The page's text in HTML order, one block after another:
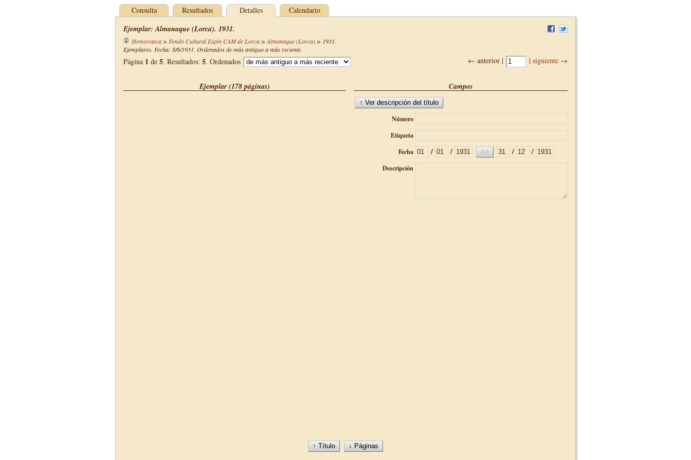
Consulta Resultados Detalles Calendario
Ejemplar: Almanaque (Lorca). 1931.
Hemeroteca> Fondo Cultural Espín CAM de Lorca> Almanaque (Lorca)> 1931.
Ejemplares. Fecha: 8/6/1931. Ordenados de más antiguo a más reciente.
← anterior | | siguiente →
Página 1 de 5. Resultados: 5. Ordenados
Ejemplar (178 páginas) Campos
Número
Etiqueta
Fecha
/ / / /
Descripción